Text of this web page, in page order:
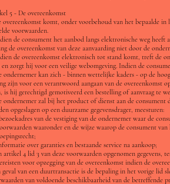
5 - De overeenkomst
overeenkomst komt, onder voorbehoud van het bepaalde
voorwaarden.
de consument het aanbod langs elektronische weg heeft
de overeenkomst van deze aanvaarding niet door de
de overeenkomst elektronisch tot stand komt, treft de
en zorgt hij voor een veilige webomgeving. Indien de
ondernemer kan zich - binnen wettelijke kaders - op de
zijn voor een verantwoord aangaan van de overeenkomst
is hij gerechtigd gemotiveerd een bestelling of aanvraag te
ondernemer zal bij het product of dienst aan de
opgeslagen op een duurzame gegevensdrager, meesturen:
van de vestiging van de ondernemer waar de
waaronder en de wijze waarop de consument
over garanties en bestaande service na aankoop;
artikel 4 lid 3 van deze voorwaarden opgenomen gegevens,
voor opzegging van de overeenkomst indien de
geval van een duurtransactie is de bepaling in het vorige lid
van voldoende beschikbaarheid van de betreffende